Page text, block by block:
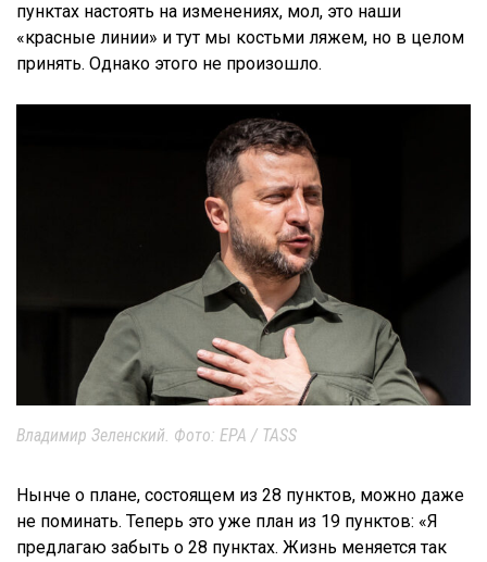
пунктах настоять на изменениях, мол, это наши
«красные линии» и тут мы костьми ляжем, но в целом
принять. Однако этого не произошло.
Владимир Зеленский. Фото: EPA / TASS
Нынче о плане, состоящем из 28 пунктов, можно даже
не поминать. Теперь это уже план из 19 пунктов: «Я
предлагаю забыть о 28 пунктах. Жизнь меняется так